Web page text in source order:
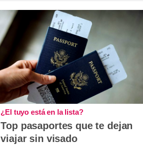
¿El tuyo está en la lista?
Top pasaportes que te dejan
viajar sin visado